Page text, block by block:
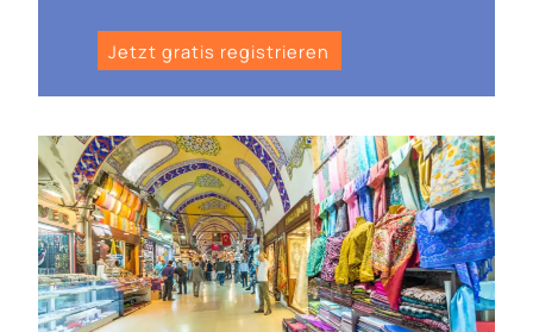
Jetzt gratis registrieren